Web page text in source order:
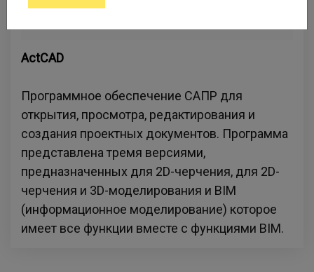
ActCAD
Программное обеспечение САПР для
открытия, просмотра, редактирования и
создания проектных документов. Программа
представлена тремя версиями,
предназначенных для 2D-черчения, для 2D-
черчения и 3D-моделирования и BIM
(информационное моделирование) которое
имеет все функции вместе с функциями BIM.